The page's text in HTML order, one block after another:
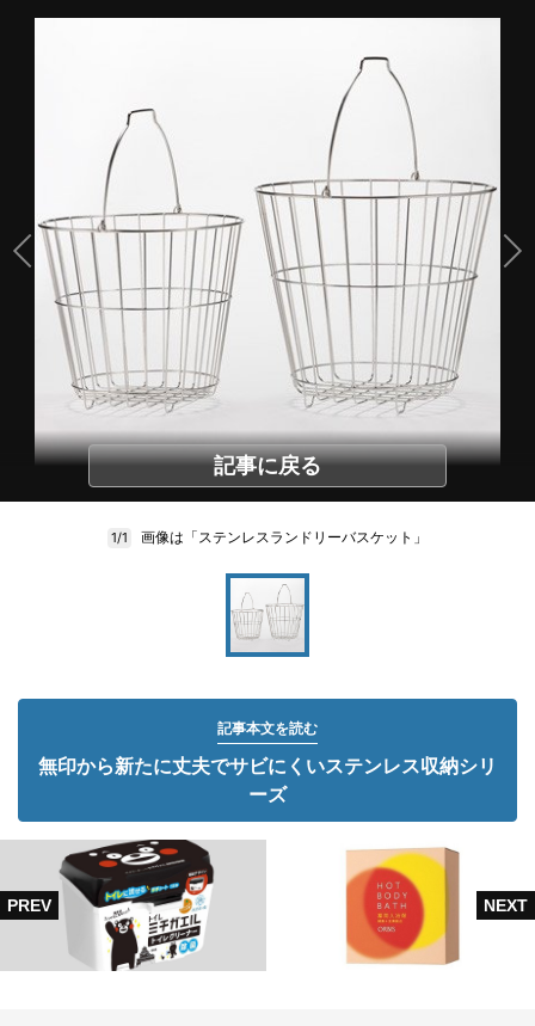
記事に戻る
1/1 画像は「ステンレスランドリーバスケット」
記事本文を読む
無印から新たに丈夫でサビにくいステンレス収納シリ
ーズ